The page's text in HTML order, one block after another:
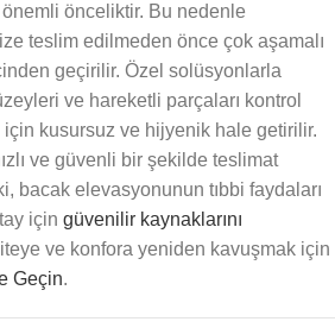
önemli önceliktir. Bu nedenle
teslim edilmeden önce çok aşamalı
geçirilir. Özel solüsyonlarla
ve hareketli parçaları kontrol
için kusursuz ve hijyenik hale getirilir.
ve güvenli bir şekilde teslimat
bacak elevasyonunun tıbbi faydaları
için güvenilir kaynaklarını
ve konfora yeniden kavuşmak için
Geçin.